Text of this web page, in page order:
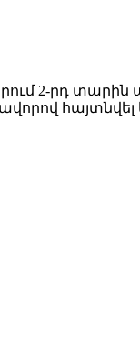
2-րդ տարին
հայտնվել